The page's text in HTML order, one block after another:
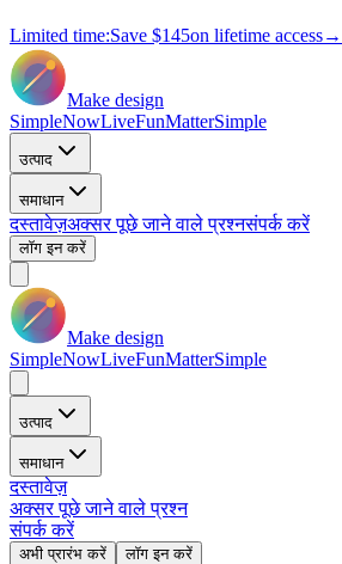
Limited time:Save $145on lifetime access→
Make design
SimpleNowLiveFunMatterSimple
उत्पाद
समाधान
दस्तावेज़अक्सर पूछे जाने वाले प्रश्नसंपर्क करें
लॉग इन करें
Make design
SimpleNowLiveFunMatterSimple
उत्पाद
समाधान
दस्तावेज़
अक्सर पूछे जाने वाले प्रश्न
संपर्क करें
अभी प्रारंभ करें लॉग इन करें